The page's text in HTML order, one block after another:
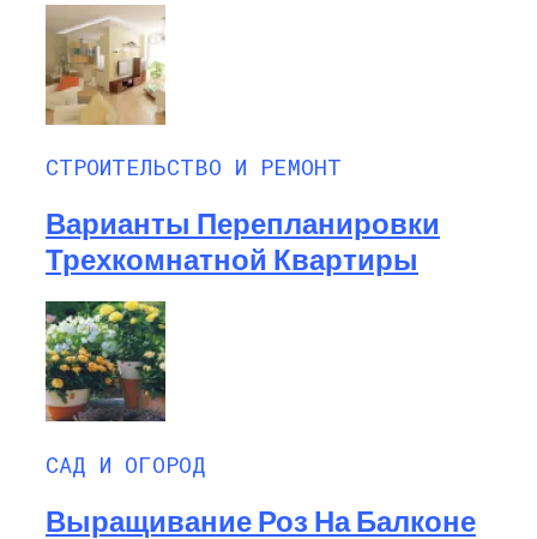
СТРОИТЕЛЬСТВО И РЕМОНТ
Варианты Перепланировки
Трехкомнатной Квартиры
САД И ОГОРОД
Выращивание Роз На Балконе